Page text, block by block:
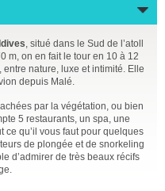
, situé dans le Sud de l’atoll
m, on en fait le tour en 10 à 12
entre nature, luxe et intimité. Elle
depuis Malé.
par la végétation, ou bien
5 restaurants, un spa, une
ce qu’il vous faut pour quelques
de plongée et de snorkeling
d’admirer de très beaux récifs